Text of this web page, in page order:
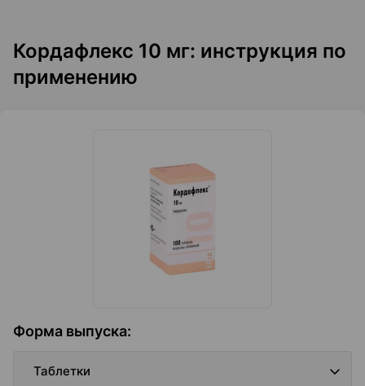
Кордафлекс 10 мг: инструкция по
применению
Форма выпуска:
Таблетки